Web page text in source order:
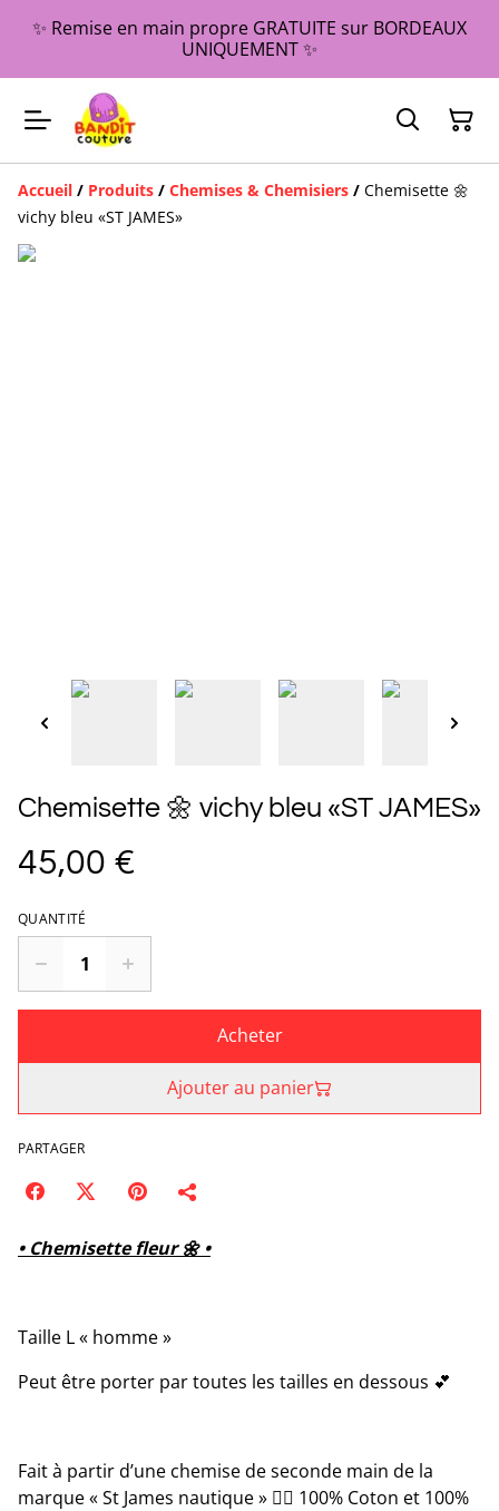
✨ Remise en main propre GRATUITE sur BORDEAUX
UNIQUEMENT ✨
Accueil / Produits / Chemises & Chemisiers / Chemisette 🌼
vichy bleu «ST JAMES»
Chemisette 🌼 vichy bleu «ST JAMES»
45,00 €
QUANTITÉ
Acheter
Ajouter au panier
PARTAGER
• Chemisette fleur 🌼 •
Taille L « homme »
Peut être porter par toutes les tailles en dessous 💕
Fait à partir d’une chemise de seconde main de la
marque « St James nautique » ✌🏻 100% Coton et 100%